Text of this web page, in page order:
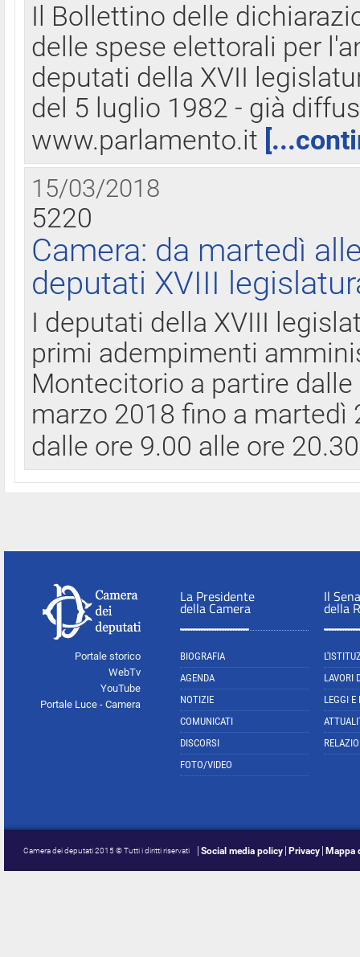
Il Bollettino delle
delle spese elettorali per
deputati della XVII
del 5 luglio 1982 - già
www.parlamento.it
15/03/2018
5220
Camera: da martedì
deputati XVIII
I deputati della XVIII
primi adempimenti
Montecitorio a partire
marzo 2018 fino a
dalle ore 9.00 alle ore
Portale storico
WebTv
YouTube
Portale Luce - Camera
La Presidente
della Camera
BIOGRAFIA
AGENDA
NOTIZIE
COMUNICATI
DISCORSI
FOTO/VIDEO
Il
della
LAVORI
LEGGI E
Camera dei deputati 2015 © Tutti i diritti riservati Social media policy Privacy Mappa